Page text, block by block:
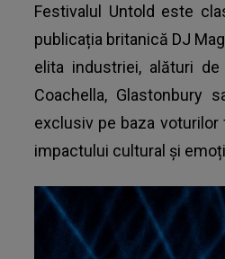
Festivalul Untold este
publicația britanică DJ
elita industriei, alături
Coachella, Glastonbury
exclusiv pe baza
impactului cultural și